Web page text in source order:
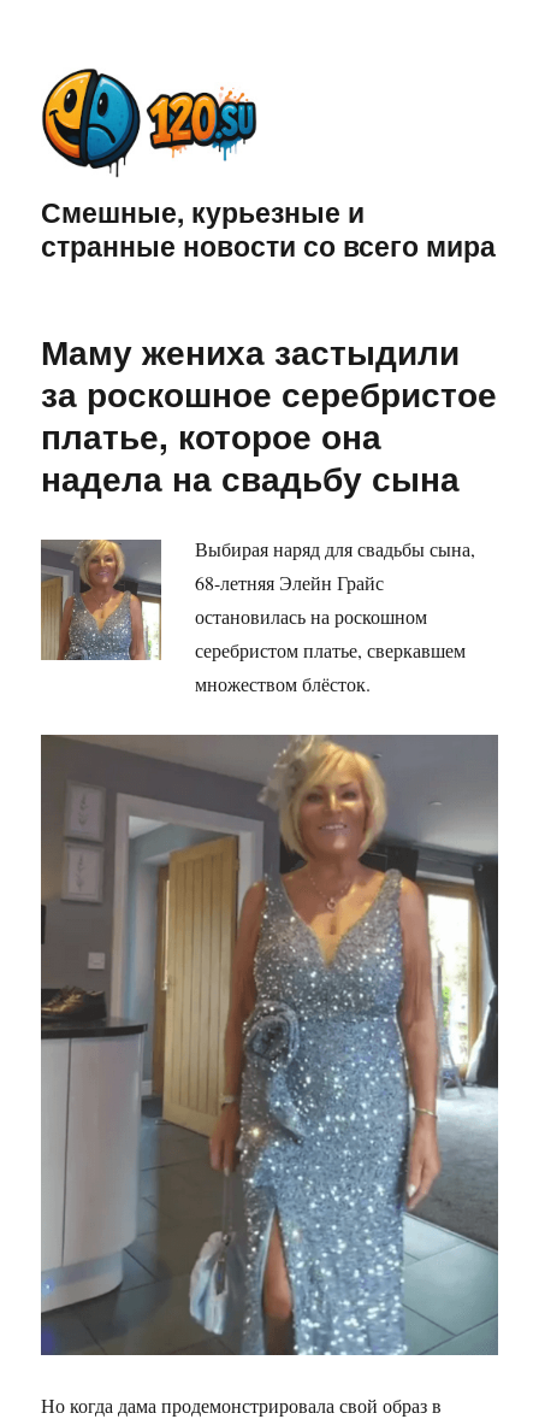
Смешные, курьезные и
странные новости со всего мира
Маму жениха застыдили
за роскошное серебристое
платье, которое она
надела на свадьбу сына
Выбирая наряд для свадьбы сына,
68-летняя Элейн Грайс
остановилась на роскошном
серебристом платье, сверкавшем
множеством блёсток.
Но когда дама продемонстрировала свой образ в